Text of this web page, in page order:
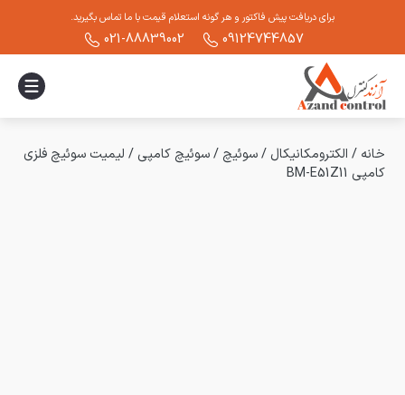
برای دریافت پیش فاکتور و هر گونه استعلام قیمت با ما تماس بگیرید.
09124744857
021-88839002
خانه / الکترومکانیکال /سوئیچ /سوئیچ کامپی / لیمیت سوئیچ فلزی
کامپی BM-E51Z11